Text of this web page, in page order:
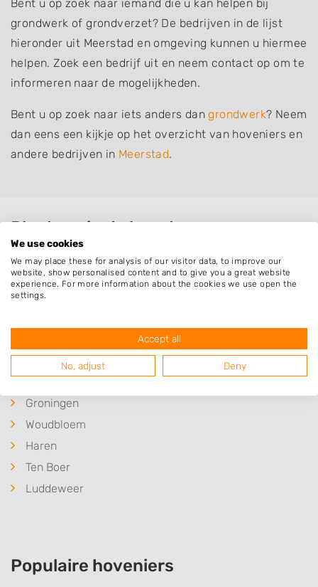
Bent u op zoek naar iemand die u kan helpen bij
grondwerk of grondverzet? De bedrijven in de lijst
hieronder uit Meerstad en omgeving kunnen u hiermee
helpen. Zoek een bedrijf uit en neem contact op om te
informeren naar de mogelijkheden.
Bent u op zoek naar iets anders dangrondwerk? Neem
dan eens een kijkje op het overzicht van hoveniers en
andere bedrijven in Meerstad.
Plaatsen in de buurt
Harkstede
Waterhuizen
Westerbroek
Groningen
Woudbloem
Haren
Ten Boer
Luddeweer
Populaire hoveniers
We use cookies
We may place these for analysis of our visitor data, to improve our
website, show personalised content and to give you a great website
experience. For more information about the cookies we use open the
settings.
Accept all
No, adjust Deny